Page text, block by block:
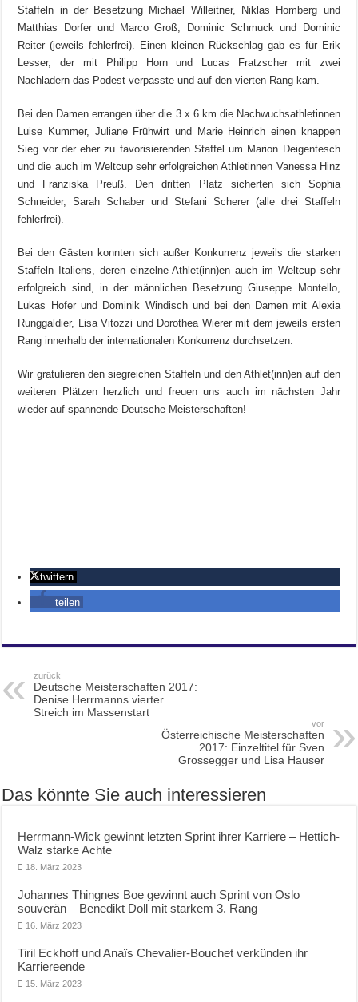
Staffeln in der Besetzung Michael Willeitner, Niklas Homberg und
Matthias Dorfer und Marco Groß, Dominic Schmuck und Dominic
Reiter (jeweils fehlerfrei). Einen kleinen Rückschlag gab es für Erik
Lesser, der mit Philipp Horn und Lucas Fratzscher mit zwei
Nachladern das Podest verpasste und auf den vierten Rang kam.
Bei den Damen errangen über die 3 x 6 km die Nachwuchsathletinnen
Luise Kummer, Juliane Frühwirt und Marie Heinrich einen knappen
Sieg vor der eher zu favorisierenden Staffel um Marion Deigentesch
und die auch im Weltcup sehr erfolgreichen Athletinnen Vanessa Hinz
und Franziska Preuß. Den dritten Platz sicherten sich Sophia
Schneider, Sarah Schaber und Stefani Scherer (alle drei Staffeln
fehlerfrei).
Bei den Gästen konnten sich außer Konkurrenz jeweils die starken
Staffeln Italiens, deren einzelne Athlet(inn)en auch im Weltcup sehr
erfolgreich sind, in der männlichen Besetzung Giuseppe Montello,
Lukas Hofer und Dominik Windisch und bei den Damen mit Alexia
Runggaldier, Lisa Vitozzi und Dorothea Wierer mit dem jeweils ersten
Rang innerhalb der internationalen Konkurrenz durchsetzen.
Wir gratulieren den siegreichen Staffeln und den Athlet(inn)en auf den
weiteren Plätzen herzlich und freuen uns auch im nächsten Jahr
wieder auf spannende Deutsche Meisterschaften!
twittern
teilen
zurück
Deutsche Meisterschaften 2017:
Denise Herrmanns vierter
Streich im Massenstart
vor
Österreichische Meisterschaften
2017: Einzeltitel für Sven
Grossegger und Lisa Hauser
Das könnte Sie auch interessieren
Herrmann-Wick gewinnt letzten Sprint ihrer Karriere – Hettich-
Walz starke Achte
18. März 2023
Johannes Thingnes Boe gewinnt auch Sprint von Oslo
souverän – Benedikt Doll mit starkem 3. Rang
16. März 2023
Tiril Eckhoff und Anaïs Chevalier-Bouchet verkünden ihr
Karriereende
15. März 2023